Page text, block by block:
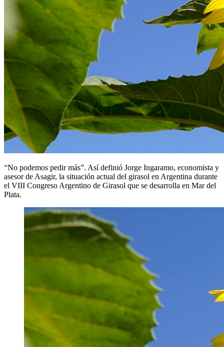
“No podemos pedir más”. Así definió Jorge Ingaramo, economista y
asesor de Asagir, la situación actual del girasol en Argentina durante
el VIII Congreso Argentino de Girasol que se desarrolla en Mar del
Plata.